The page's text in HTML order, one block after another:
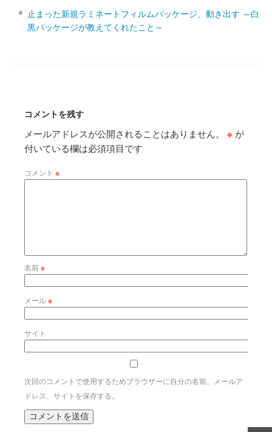
止まった新規ラミネートフィルムパッケージ、動き出す ～白
黒パッケージが教えてくれたこと～
コメントを残す
メールアドレスが公開されることはありません。 ※ が
付いている欄は必須項目です
コメント ※
名前※
メール※
サイト
次回のコメントで使用するためブラウザーに自分の名前、メールア
ドレス、サイトを保存する。